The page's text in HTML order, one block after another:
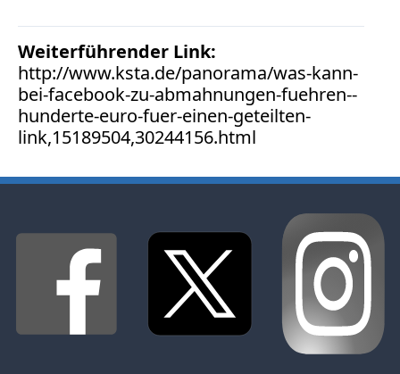
Weiterführender Link:
http://www.ksta.de/panorama/was-kann-
bei-facebook-zu-abmahnungen-fuehren--
hunderte-euro-fuer-einen-geteilten-
link,15189504,30244156.html
Stunde
BGH
Beleidigung
Datenschutz
Ebay
Facebook
Influencer
Instagram
Internetrecht
Meinungsfreiheit